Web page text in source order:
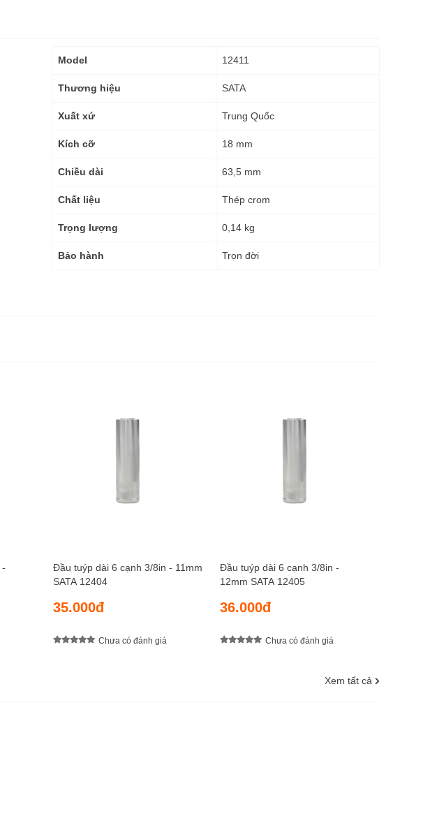
Thông
kỹ
Model 12411
Thương hiệu SATA
Xuất xứ Trung Quốc
Kích cỡ 18 mm
Chiều dài 63,5 mm
Chất liệu Thép crom
Trọng lượng 0,14 kg
Bảo hành Trọn đời
Đầu tuýp dài 6 cạnh 3/8in - 11mm
SATA 12404
35.000đ
Chưa có đánh giá
Đầu tuýp dài 6 cạnh 3/8in -
12mm SATA 12405
36.000đ
Chưa có đánh giá
Xem tất cả